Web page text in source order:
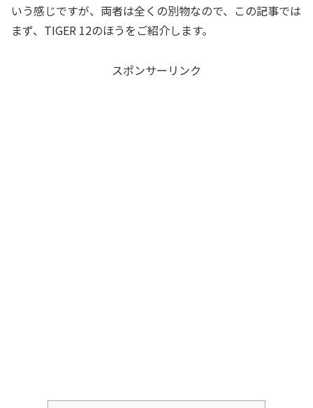
いう感じですが、両者は全くの別物なので、この記事では
まず、TIGER 12のほうをご紹介します。
スポンサーリンク